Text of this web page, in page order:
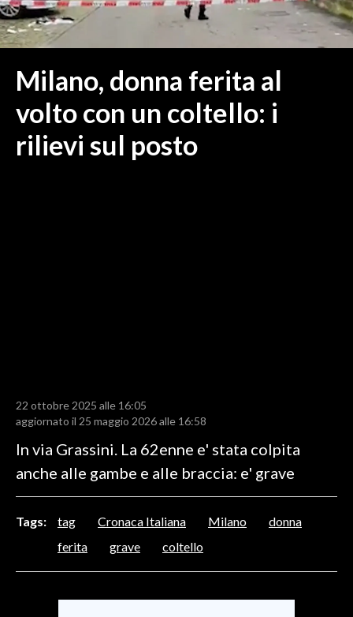
NUORO E PROVINCIA
OGLIASTRA
ITALIA
MONDO
RISULTATI E CLASSIFICHE
CALCIO REGIONALE
BASKET
MOTORI
ALTRI SPORT
Milano, donna ferita al
volto con un coltello: i
rilievi sul posto
22 ottobre 2025 alle 16:05
aggiornato il 25 maggio 2026 alle 16:58
In via Grassini. La 62enne e' stata colpita
anche alle gambe e alle braccia: e' grave
Tags: tag Cronaca Italiana Milano
donna
ferita
grave coltello